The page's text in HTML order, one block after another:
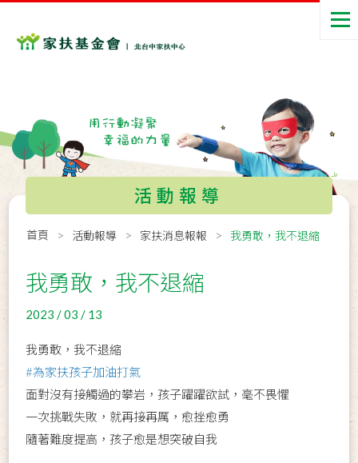
活動報導
首頁 活動報導 家扶消息報報 我勇敢，我不退縮
我勇敢，我不退縮
2023 / 03 / 13
我勇敢，我不退縮
#為家扶孩子加油打氣
面對沒有接觸過的攀岩，孩子躍躍欲試，毫不畏懼
一次挑戰失敗，就再接再厲，愈挫愈勇
隨著難度提高，孩子愈是想突破自我